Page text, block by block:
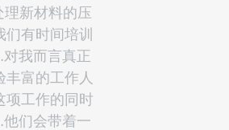
理新材料的压
们有时间培训
我而言真正
富的工作人
项工作的同时
们会带着一